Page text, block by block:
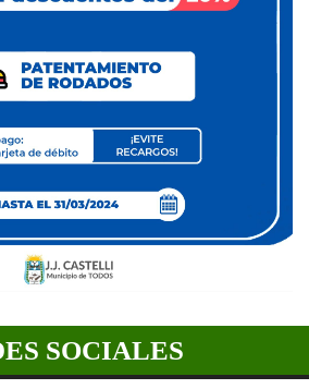
SOCIALES